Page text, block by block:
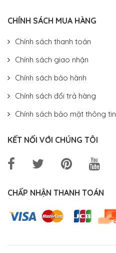
CHÍNH SÁCH MUA HÀNG
Chính sách thanh toán
Chính sách giao nhận
Chính sách bảo hành
Chính sách đổi trả hàng
Chính sách bảo mật thông tin
KẾT NỐI VỚI CHÚNG TÔI
CHẤP NHẬN THANH TOÁN